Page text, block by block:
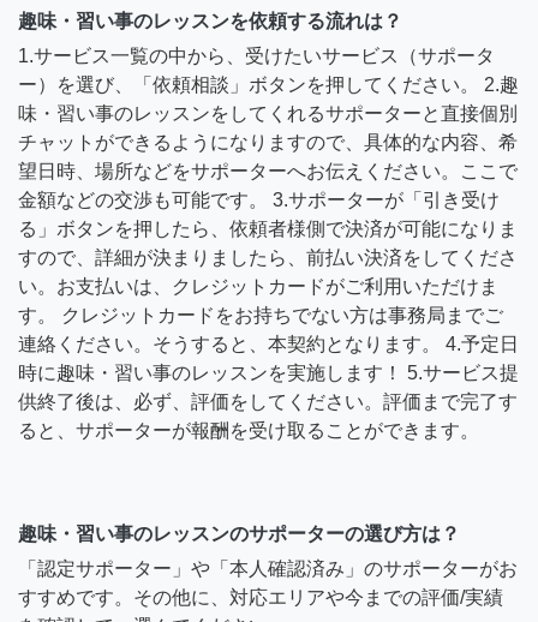
趣味・習い事のレッスンを依頼する流れは？
1.サービス一覧の中から、受けたいサービス（サポータ
ー）を選び、「依頼相談」ボタンを押してください。 2.趣
味・習い事のレッスンをしてくれるサポーターと直接個別
チャットができるようになりますので、具体的な内容、希
望日時、場所などをサポーターへお伝えください。ここで
金額などの交渉も可能です。 3.サポーターが「引き受け
る」ボタンを押したら、依頼者様側で決済が可能になりま
すので、詳細が決まりましたら、前払い決済をしてくださ
い。お支払いは、クレジットカードがご利用いただけま
す。 クレジットカードをお持ちでない方は事務局までご
連絡ください。そうすると、本契約となります。 4.予定日
時に趣味・習い事のレッスンを実施します！ 5.サービス提
供終了後は、必ず、評価をしてください。評価まで完了す
ると、サポーターが報酬を受け取ることができます。
趣味・習い事のレッスンのサポーターの選び方は？
「認定サポーター」や「本人確認済み」のサポーターがお
すすめです。その他に、対応エリアや今までの評価/実績